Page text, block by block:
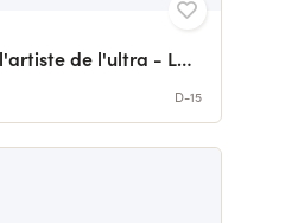
Lazarus Lake, l'artiste de l'ultra - LE LIVRE
D-15